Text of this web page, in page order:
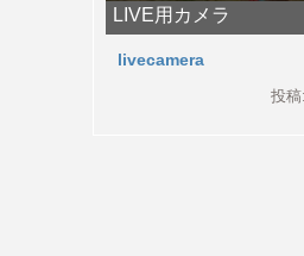
LIVE用カメラ
livecamera
投